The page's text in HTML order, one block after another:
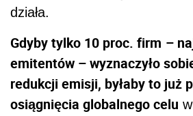
działa.
Gdyby tylko 10 proc. firm –
emitentów – wyznaczyło
redukcji emisji, byłaby to już
osiągnięcia globalnego celu